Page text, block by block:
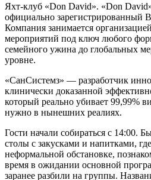
Яхт-клуб «Don David». «Don
официально зарегистрированный
Компания занимается
мероприятий под ключ любого
семейного ужина до глобальных
уровне.
«СанСистемз» — разработчик
клинически доказанной
который реально убивает 99,99%
нужно в нынешних реалиях.
Гости начали собираться с 14:00.
столы с закусками и напитками,
неформальной обстановке,
время в ожидании основной
заранее разбили на группы.